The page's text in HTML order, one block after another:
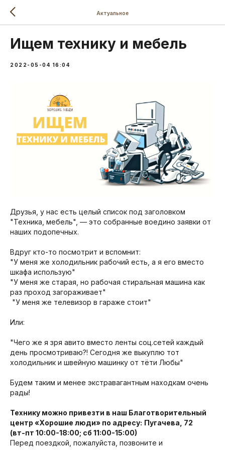
Актуальное
Ищем технику и мебель
2022-05-04 16:04
Друзья, у нас есть целый список под заголовком
"Техника, мебель", — это собранные воедино заявки от
наших подопечных.
Вдруг кто-то посмотрит и вспомнит:
"У меня же холодильник рабочий есть, а я его вместо
шкафа использую"
"У меня же старая, но рабочая стиральная машина как
раз проход загораживает"
"У меня же телевизор в гараже стоит"
Или:
"Чего же я зря авито вместо ленты соц.сетей каждый
день просмотриваю?! Сегодня же выкуплю тот
холодильник и швейную машинку от тёти Любы"
Будем таким и менее экстравагантным находкам очень
рады!
Технику можно привезти в наш Благотворительный
центр «Хорошие люди» по адресу: Пугачева, 72
(вт-пт 10:00-18:00; сб 11:00-15:00)
Перед поездкой, пожалуйста, позвоните и